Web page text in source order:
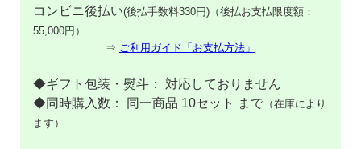
コンビニ後払い(後払手数料330円)（後払お支払限度額：
55,000円）
⇒ ご利用ガイド「お支払方法」
◆ギフト包装・熨斗： 対応しておりません
◆同時購入数： 同一商品 10セット まで （在庫により
ます）